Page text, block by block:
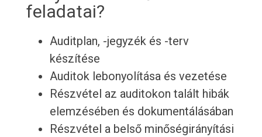
feladatai?
Auditplan, -jegyzék és -terv
készítése
Auditok lebonyolítása és vezetése
Részvétel az auditokon talált hibák
elemzésében és dokumentálásában
Részvétel a belső minőségirányítási